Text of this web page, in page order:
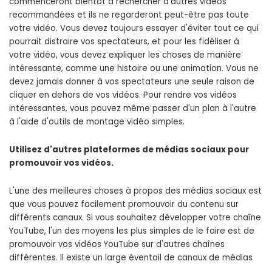
recommandées et ils ne regarderont peut-être pas toute
votre vidéo. Vous devez toujours essayer d'éviter tout ce qui
pourrait distraire vos spectateurs, et pour les fidéliser à
votre vidéo, vous devez expliquer les choses de manière
intéressante, comme une histoire ou une animation. Vous ne
devez jamais donner à vos spectateurs une seule raison de
cliquer en dehors de vos vidéos. Pour rendre vos vidéos
intéressantes, vous pouvez même passer d'un plan à l'autre
à l'aide d'outils de montage vidéo simples.
Utilisez d'autres plateformes de médias sociaux pour
promouvoir vos vidéos.
L'une des meilleures choses à propos des médias sociaux est
que vous pouvez facilement promouvoir du contenu sur
différents canaux. Si vous souhaitez développer votre chaîne
YouTube, l'un des moyens les plus simples de le faire est de
promouvoir vos vidéos YouTube sur d'autres chaînes
différentes. Il existe un large éventail de canaux de médias